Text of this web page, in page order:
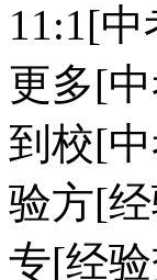
11:1[
更多[
到校[
验方[
专[经